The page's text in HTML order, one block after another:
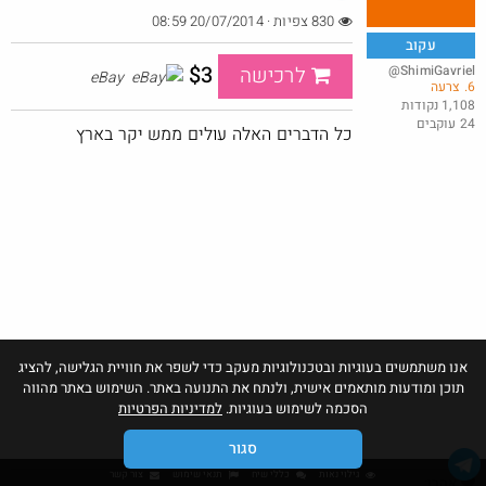
באושר עד , מסך מחשב JVC (וזו כמובן מדבקה) 24 אינטש.
₪149.0
18· 9· 379
אנו משתמשים בעוגיות ובטכנולוגיות מעקב כדי לשפר את חוויית הגלישה, להציג
תוכן ומודעות מותאמים אישית, ולנתח את התנועה באתר. השימוש באתר מהווה
הסכמה לשימוש בעוגיות. למדיניות הפרטיות
סגור
עקוב
@ShimiGavriel
6. צרעה
1,108 נקודות
24 עוקבים
לרכישה $3
eBay
כל הדברים האלה עולים ממש יקר בארץ